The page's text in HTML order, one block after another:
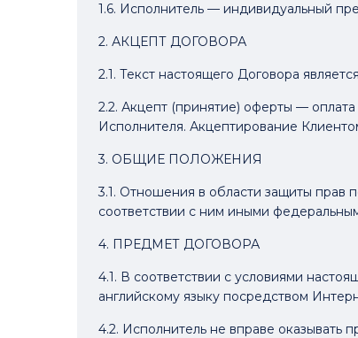
1.6. Исполнитель — индивидуальный
2. АКЦЕПТ ДОГОВОРА
2.1. Текст настоящего Договора
2.2. Акцепт (принятие) оферты —
Исполнителя. Акцептирование
3. ОБЩИЕ ПОЛОЖЕНИЯ
3.1. Отношения в области защиты прав
соответствии с ним иными
4. ПРЕДМЕТ ДОГОВОРА
4.1. В соответствии с условиями
английскому языку посредством
4.2. Исполнитель не вправе